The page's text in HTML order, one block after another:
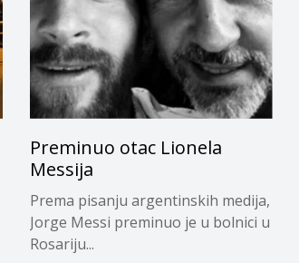
Preminuo otac Lionela
Messija
Prema pisanju argentinskih medija,
Jorge Messi preminuo je u bolnici u
Rosariju...